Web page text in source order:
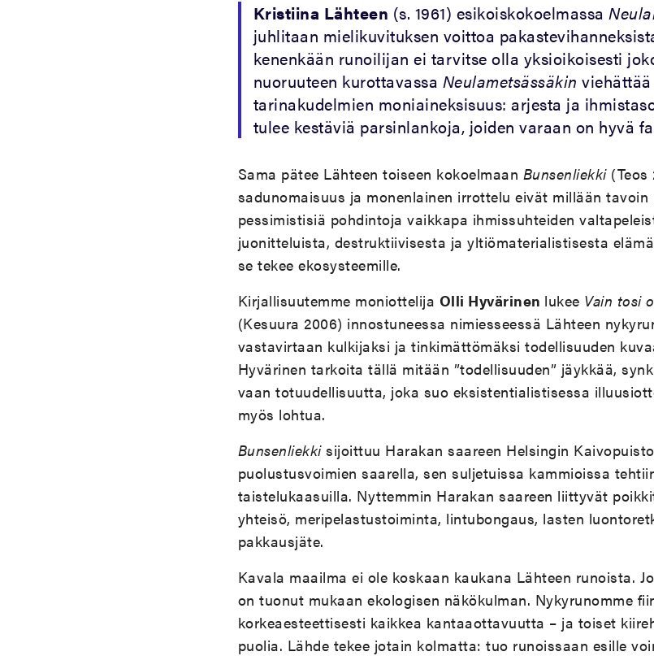
Kristiina Lähteen (s. 1961) esikoiskokoelmassa
juhlitaan mielikuvituksen voittoa
kenenkään runoilijan ei tarvitse olla yksioikoisesti
nuoruuteen kurottavassa Neulametsässäkin viehättää
tarinakudelmien moniaineksisuus: arjesta ja
tulee kestäviä parsinlankoja, joiden varaan on hyvä
Sama pätee Lähteen toiseen kokoelmaan Bunsenliekki(Teos
sadunomaisuus ja monenlainen irrottelu eivät millään
pessimistisiä pohdintoja vaikkapa ihmissuhteiden
juonitteluista, destruktiivisesta ja yltiömaterialistisesta
se tekee ekosysteemille.
Kirjallisuutemme moniottelija Olli Hyvärinen lukee Vain tosi
(Kesuura 2006) innostuneessa nimiesseessä Lähteen
vastavirtaan kulkijaksi ja tinkimättömäksi todellisuuden
Hyvärinen tarkoita tällä mitään ”todellisuuden” jäykkää,
vaan totuudellisuutta, joka suo eksistentialistisessa
myös lohtua.
Bunsenliekkisijoittuu Harakan saareen Helsingin
puolustusvoimien saarella, sen suljetuissa kammioissa
taistelukaasuilla. Nyttemmin Harakan saareen liittyvät
yhteisö, meripelastustoiminta, lintubongaus, lasten
pakkausjäte.
Kavala maailma ei ole koskaan kaukana Lähteen runoista.
on tuonut mukaan ekologisen näkökulman. Nykyrunomme
korkeaesteettisesti kaikkea kantaaottavuutta – ja toiset
puolia. Lähde tekee jotain kolmatta: tuo runoissaan esille